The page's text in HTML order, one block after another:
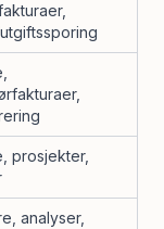
prosjekter,
analyser,